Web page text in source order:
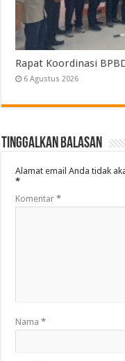
Rapat Koordinasi
6 Agustus 2026
Tinggalkan Balasan
Alamat email Anda tidak
*
Komentar*
Nama*